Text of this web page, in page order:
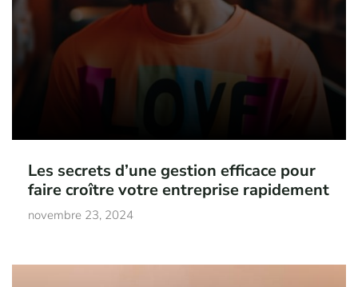
Les secrets d’une gestion efficace pour
faire croître votre entreprise rapidement
novembre 23, 2024